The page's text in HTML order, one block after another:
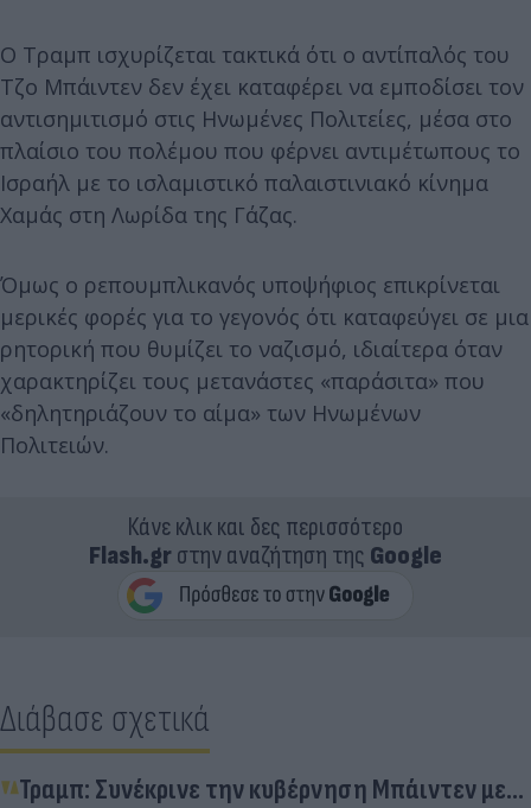
Ο Τραμπ ισχυρίζεται τακτικά ότι ο αντίπαλός του
Τζο Μπάιντεν δεν έχει καταφέρει να εμποδίσει τον
αντισημιτισμό στις Ηνωμένες Πολιτείες, μέσα στο
πλαίσιο του πολέμου που φέρνει αντιμέτωπους το
Ισραήλ με το ισλαμιστικό παλαιστινιακό κίνημα
Χαμάς στη Λωρίδα της Γάζας.
Όμως ο ρεπουμπλικανός υποψήφιος επικρίνεται
μερικές φορές για το γεγονός ότι καταφεύγει σε μια
ρητορική που θυμίζει το ναζισμό, ιδιαίτερα όταν
χαρακτηρίζει τους μετανάστες «παράσιτα» που
«δηλητηριάζουν το αίμα» των Ηνωμένων
Πολιτειών.
Κάνε κλικ και δες περισσότερο
Flash.grστην αναζήτηση της Google
Διάβασε σχετικά
Τραμπ: Συνέκρινε την κυβέρνηση Μπάιντεν με...